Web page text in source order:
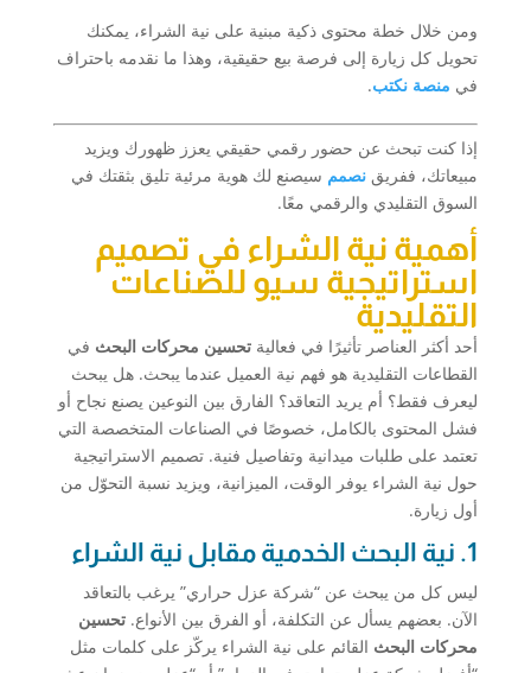
ومن خلال خطة محتوى ذكية مبنية على نية الشراء، يمكنك
تحويل كل زيارة إلى فرصة بيع حقيقية، وهذا ما نقدمه باحتراف
في منصة نكتب.
إذا كنت تبحث عن حضور رقمي حقيقي يعزز ظهورك ويزيد
مبيعاتك، ففريق نصمم سيصنع لك هوية مرئية تليق بثقتك في
السوق التقليدي والرقمي معًا.
أهمية نية الشراء في تصميم
استراتيجية سيو للصناعات
التقليدية
أحد أكثر العناصر تأثيرًا في فعالية تحسين محركات البحث في
القطاعات التقليدية هو فهم نية العميل عندما يبحث. هل يبحث
ليعرف فقط؟ أم يريد التعاقد؟ الفارق بين النوعين يصنع نجاح أو
فشل المحتوى بالكامل، خصوصًا في الصناعات المتخصصة التي
تعتمد على طلبات ميدانية وتفاصيل فنية. تصميم الاستراتيجية
حول نية الشراء يوفر الوقت، الميزانية، ويزيد نسبة التحوّل من
أول زيارة.
1. نية البحث الخدمية مقابل نية الشراء
ليس كل من يبحث عن “شركة عزل حراري” يرغب بالتعاقد
الآن. بعضهم يسأل عن التكلفة، أو الفرق بين الأنواع. تحسين
محركات البحث القائم على نية الشراء يركّز على كلمات مثل